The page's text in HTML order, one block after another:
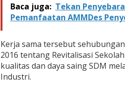
Baca juga: Tekan
Pemanfaatan AMMDes
Kerja sama tersebut
2016 tentang Revitalisasi
kualitas dan daya saing SDM
Industri.